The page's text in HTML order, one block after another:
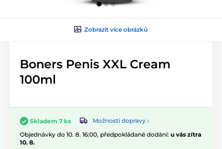
Zobrazit více obrázků
Boners Penis XXL Cream
100ml
Skladem 7 ks
Možnosti dopravy ›
Objednávky do 10. 8. 16:00, předpokládané dodání: u vás zítra
10. 8.